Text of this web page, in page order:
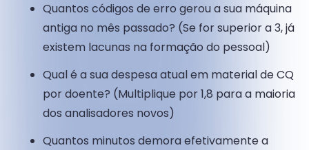
Quantos códigos de erro gerou a sua máquina
antiga no mês passado? (Se for superior a 3, já
existem lacunas na formação do pessoal)
Qual é a sua despesa atual em material de CQ
por doente? (Multiplique por 1,8 para a maioria
dos analisadores novos)
Quantos minutos demora efetivamente a